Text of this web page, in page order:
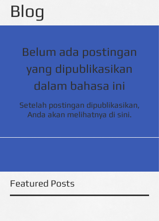
Blog
Belum ada postingan
yang dipublikasikan
dalam bahasa ini
Setelah postingan dipublikasikan,
Anda akan melihatnya di sini.
Featured Posts